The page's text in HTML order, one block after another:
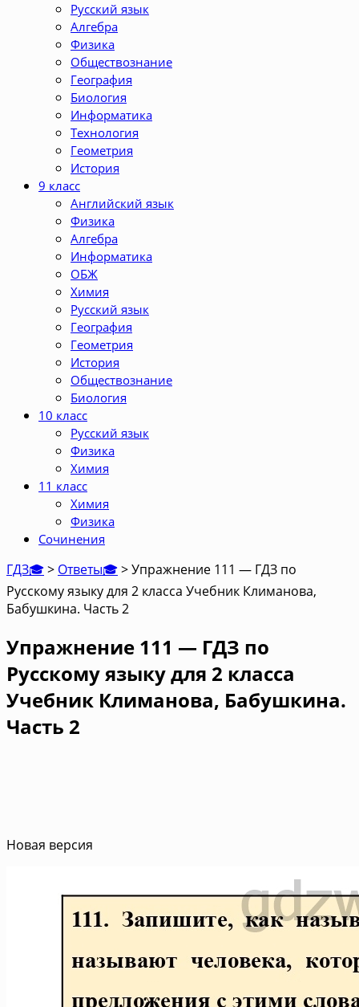
Русский язык
Алгебра
Физика
Обществознание
География
Биология
Информатика
Технология
Геометрия
История
9 класс
Английский язык
Физика
Алгебра
Информатика
ОБЖ
Химия
Русский язык
География
Геометрия
История
Обществознание
Биология
10 класс
Русский язык
Физика
Химия
11 класс
Химия
Физика
Сочинения
ГДЗ🎓> Ответы🎓>Упражнение 111 — ГДЗ по
Русскому языку для 2 класса Учебник Климанова,
Бабушкина. Часть 2
Упражнение 111 — ГДЗ по
Русскому языку для 2 класса
Учебник Климанова, Бабушкина.
Часть 2
Новая версия